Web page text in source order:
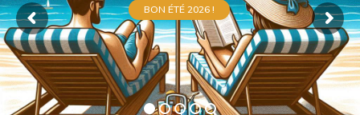
BON ÉTÉ 2026 !